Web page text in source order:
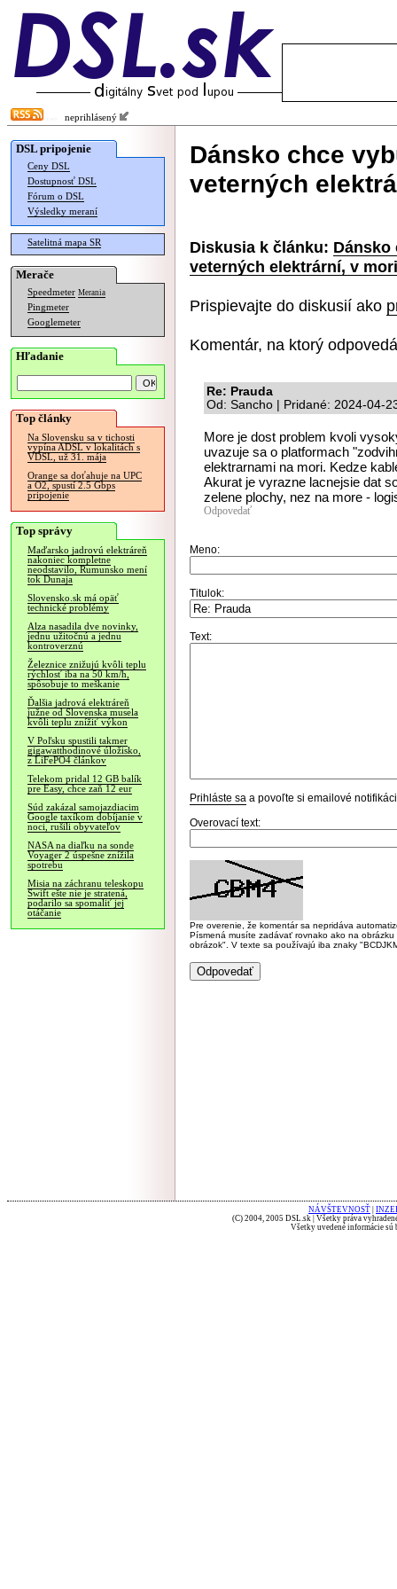
neprihlásený
DSL pripojenie
Ceny DSL
Dostupnosť DSL
Fórum o DSL
Výsledky meraní
Satelitná mapa SR
Merače
Speedmeter Merania
Pingmeter
Googlemeter
Hľadanie
Top články
Na Slovensku sa v tichosti
vypína ADSL v lokalitách s
VDSL, už 31. mája
Orange sa doťahuje na UPC
a O2, spustí 2.5 Gbps
pripojenie
Top správy
Maďarsko jadrovú elektráreň
nakoniec kompletne
neodstavilo, Rumunsko mení
tok Dunaja
Slovensko.sk má opäť
technické problémy
Alza nasadila dve novinky,
jednu užitočnú a jednu
kontroverznú
Železnice znižujú kvôli teplu
rýchlosť iba na 50 km/h,
spôsobuje to meškanie
Ďalšia jadrová elektráreň
južne od Slovenska musela
kvôli teplu znížiť výkon
V Poľsku spustili takmer
gigawatthodinové úložisko,
z LiFePO4 článkov
Telekom pridal 12 GB balík
pre Easy, chce zaň 12 eur
Súd zakázal samojazdiacim
Google taxíkom dobíjanie v
noci, rušili obyvateľov
NASA na diaľku na sonde
Voyager 2 úspešne znížila
spotrebu
Misia na záchranu teleskopu
Swift ešte nie je stratená,
podarilo sa spomaliť jej
otáčanie
Dánsko chce
veterných
Diskusia k článku: Dánsko
veterných elektrární, v mori
Prispievajte do diskusií ako
Komentár, na ktorý
Re: Prauda
Od: Sancho | Pridané: 2024-04-
More je dost problem kvoli
uvazuje sa o platformach
elektrarnami na mori. Kedze
Akurat je vyrazne lacnejsie dat
zelene plochy, nez na more -
Odpovedať
Meno:
Titulok:
Text:
Prihláste sa a povoľte si emailové
Overovací text:
Pre overenie, že komentár sa nepridáva
Písmená musíte zadávať rovnako ako na
obrázok". V texte sa používajú iba znaky
NÁVŠTEVNOSŤ
(C) 2004, 2005 DSL.sk | Všetky práva
Všetky uvedené informácie sú